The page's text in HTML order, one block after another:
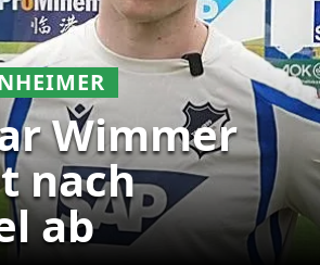
Wimmer
nach
ab